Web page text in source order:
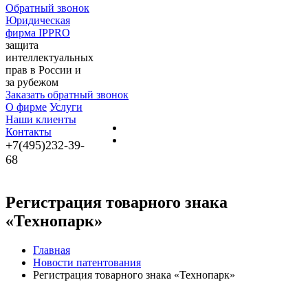
Обратный звонок
Юридическая
фирма IPPRO
защита
интеллектуальных
прав в России и
за рубежом
Заказать обратный звонок
О фирме Услуги
Наши клиенты
Контакты
+7(495)232-39-
68
Регистрация товарного знака
«Технопарк»
Главная
Новости патентования
Регистрация товарного знака «Технопарк»